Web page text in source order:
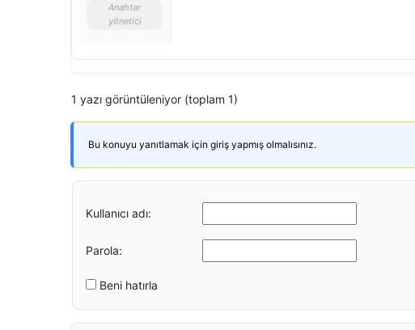
Anahtar
yönetici
1 yazı görüntüleniyor (toplam 1)
Bu konuyu yanıtlamak için giriş yapmış olmalısınız.
Kullanıcı adı:
Parola:
Beni hatırla